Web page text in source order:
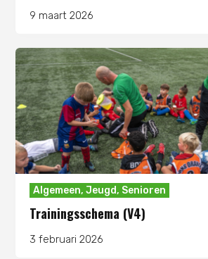
9 maart 2026
Algemeen,Jeugd, Senioren
Trainingsschema (V4)
3 februari 2026